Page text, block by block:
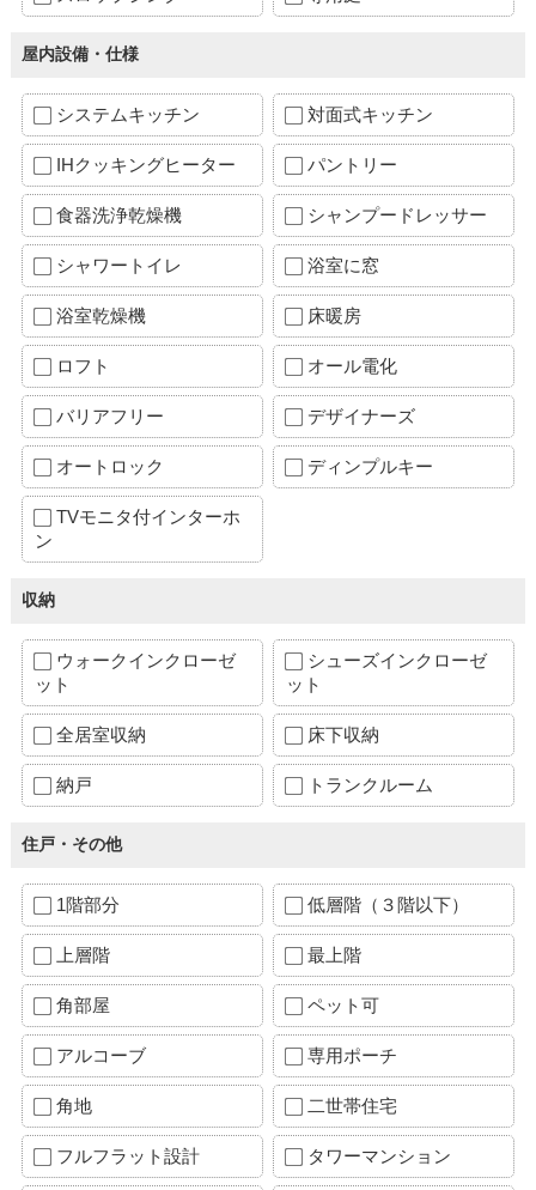
屋内設備・仕様
システムキッチン 対面式キッチン
IHクッキングヒーター パントリー
食器洗浄乾燥機 シャンプードレッサー
シャワートイレ 浴室に窓
浴室乾燥機 床暖房
ロフト オール電化
バリアフリー デザイナーズ
オートロック ディンプルキー
TVモニタ付インターホ
ン
収納
ウォークインクローゼ
ット
シューズインクローゼ
ット
全居室収納 床下収納
納戸 トランクルーム
住戸・その他
1階部分 低層階（３階以下）
上層階 最上階
角部屋 ペット可
アルコーブ 専用ポーチ
角地 二世帯住宅
フルフラット設計 タワーマンション